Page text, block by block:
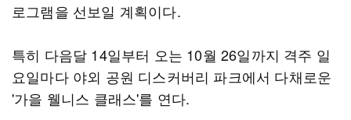
로그램을 선보일 계획이다.
특히 다음달 14일부터 오는 10월 26일까지 격주 일
요일마다 야외 공원 디스커버리 파크에서 다채로운
'가을 웰니스 클래스'를 연다.